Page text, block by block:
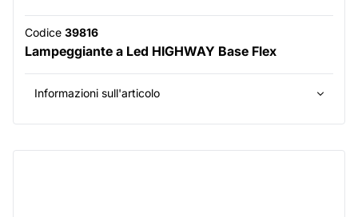
Codice 39816
Lampeggiante a Led HIGHWAY Base Flex
Informazioni sull'articolo